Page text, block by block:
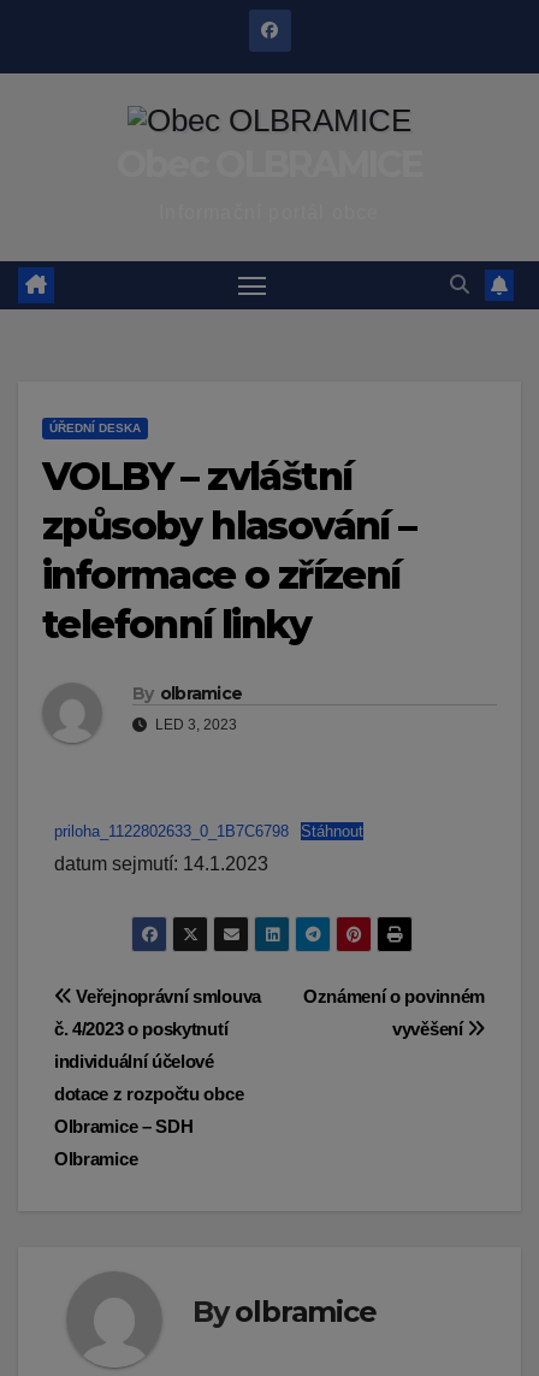
ÚŘEDNÍ DESKA
VOLBY – zvláštní
způsoby hlasování –
informace o zřízení
telefonní linky
By olbramice
LED 3, 2023
priloha_1122802633_0_1B7C6798 Stáhnout
datum sejmutí: 14.1.2023
Navigace
pro
příspěvek
Oznámení o povinném
vyvěšení
Veřejnoprávní smlouva
č. 4/2023 o poskytnutí
individuální účelové
dotace z rozpočtu obce
Olbramice – SDH
Olbramice
Byolbramice